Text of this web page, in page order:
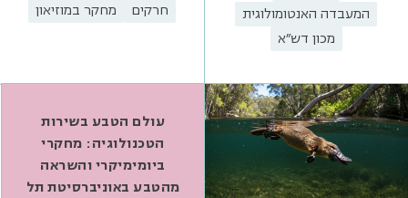
המעבדה האנטומולוגית
מכון דש"א
חרקים מחקר במוזיאון
עולם הטבע בשירות
הטכנולוגיה: מחקרי
ביומימיקרי והשראה
מהטבע באוניברסיטת תל